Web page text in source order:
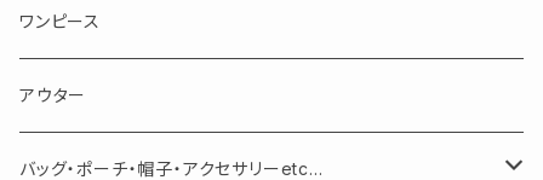
半袖・ノースリーブ
スカート
パンツ
ワンピース
アウター
バッグ・ポーチ・帽子・アクセサリーetc...